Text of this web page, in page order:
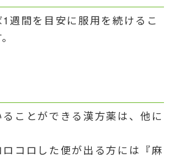
週間を目安に服用を続けるこ
ことができる漢方薬は、他に
コロした便が出る方には『麻